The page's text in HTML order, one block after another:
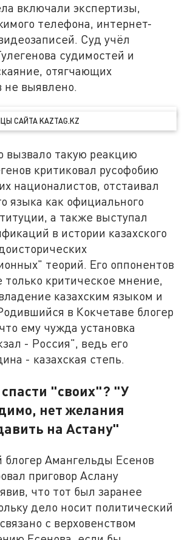
включали экспертизы,
телефона, интернет-
Суд учёл
судимостей и
отягчающих
не выявлено.
САЙТА KAZTAG.KZ
вызвало такую реакцию
критиковал русофобию
националистов, отстаивал
языка как официального
а также выступал
в истории казахского
теорий. Его оппонентов
только критическое мнение,
казахским языком и
в Кокчетаве блогер
ему чужда установка
- Россия", ведь его
- казахская степь.
"своих"? "У
нет желания
на Астану"
блогер Амангельды Есенов
приговор Аслану
что тот был заранее
дело носит политический
с верховенством